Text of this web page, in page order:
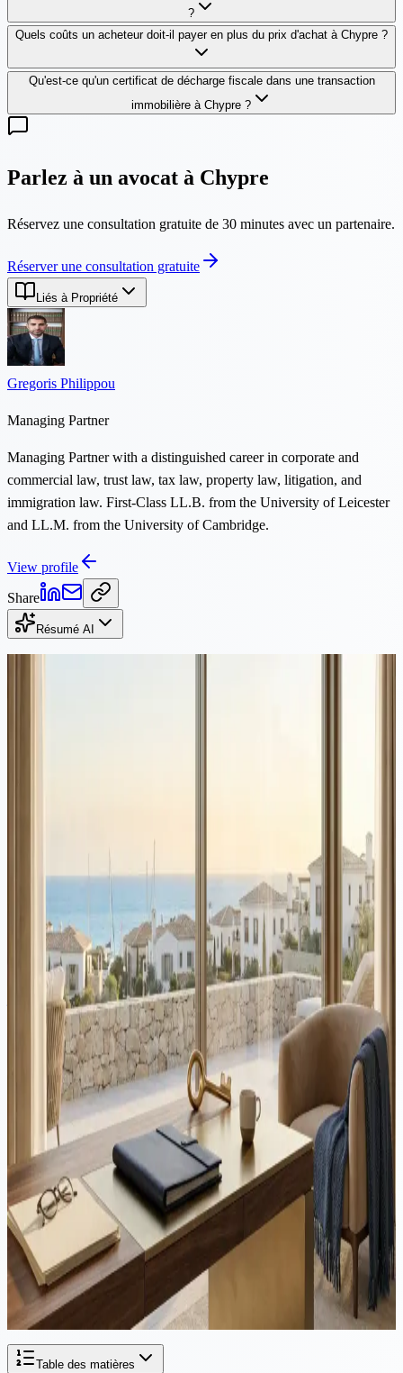
?
Quels coûts un acheteur doit-il payer en plus du prix d'achat à Chypre ?
Qu'est-ce qu'un certificat de décharge fiscale dans une transaction
immobilière à Chypre ?
Parlez à un avocat à Chypre
Réservez une consultation gratuite de 30 minutes avec un partenaire.
Réserver une consultation gratuite
Liés à Propriété
Gregoris Philippou
Managing Partner
Managing Partner with a distinguished career in corporate and
commercial law, trust law, tax law, property law, litigation, and
immigration law. First-Class LL.B. from the University of Leicester
and LL.M. from the University of Cambridge.
View profile
Share
Résumé AI
à Chypre peuvent répondre à des préoccupations légitimes, mais le
moment et la portée risquent d'envoyer un mauvais signal aux
investisseurs internationaux. Le véritable problème est l'offre de
logements, pas la demande étrangère.
Propriété·3 min de lecture
Copropriété de biens à Chypre : Problèmes et solutions
juridiques
À Chypre, une part importante des biens immobiliers est détenue
conjointement par deux ou plusieurs individus. Cela résulte
généralement d'héritages, de donations à parts égales, d'achats en
commun, etc. Bien que...
Propriété·5 min de lecture
Chypre débloque des milliers de cas bloqués de demandes
d'Acheteurs Piégés grâce à une réforme juridique historique
Dans un geste historique pour résoudre l'un des défis immobiliers les
plus persistants de Chypre, la Chambre des représentants a adopté à
l'unanimité une loi d'amendement qui résout efficacement des
milliers de cas d'acheteurs piégés...
Table des matières